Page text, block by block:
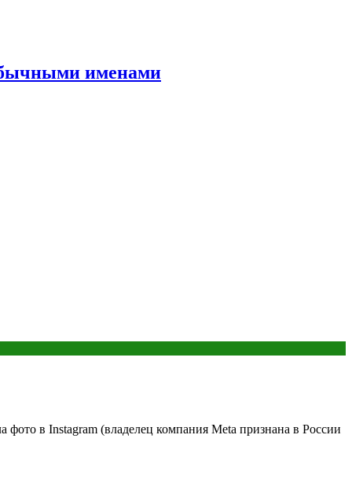
именами
в Instagram (владелец компания Meta признана в России